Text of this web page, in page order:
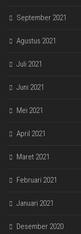
September 2021
Agustus 2021
Juli 2021
Juni 2021
Mei 2021
April 2021
Maret 2021
Februari 2021
Januari 2021
Desember 2020